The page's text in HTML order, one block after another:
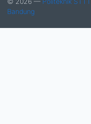
Bandung